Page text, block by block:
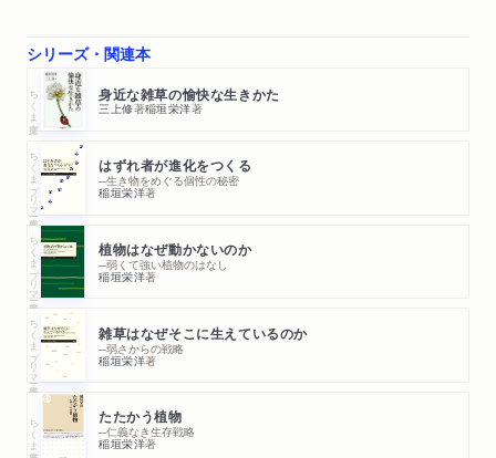
シリーズ・関連本
ちくま文庫 身近な雑草の愉快な生きかた
三上修著稲垣栄洋著
ちくまプリマー新書 はずれ者が進化をつくる
─生き物をめぐる個性の秘密
稲垣栄洋著
ちくまプリマー新書 植物はなぜ動かないのか
─弱くて強い植物のはなし
稲垣栄洋著
ちくまプリマー新書 雑草はなぜそこに生えているのか
─弱さからの戦略
稲垣栄洋著
ちくま新書 たたかう植物
─仁義なき生存戦略
稲垣栄洋著